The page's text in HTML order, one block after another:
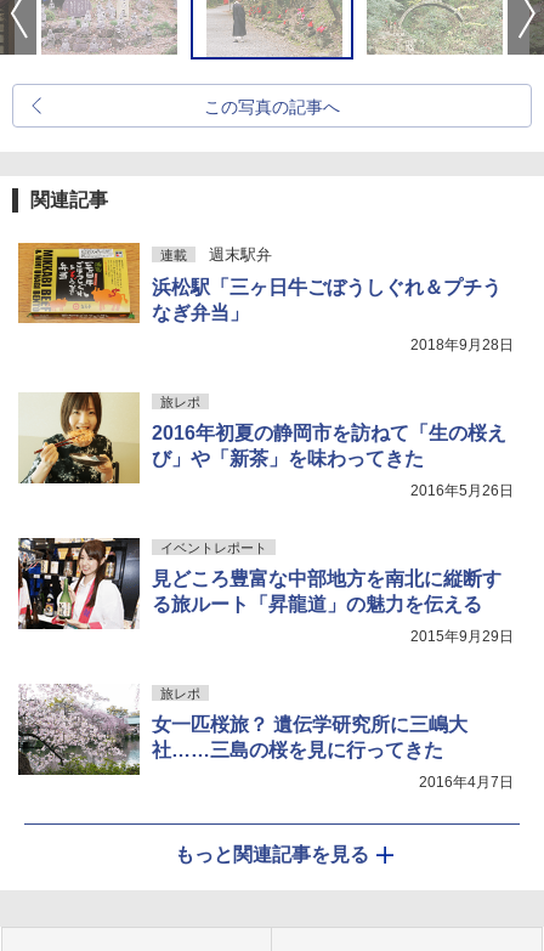
この写真の記事へ
関連記事
連載 週末駅弁
浜松駅「三ヶ日牛ごぼうしぐれ＆プチう
なぎ弁当」
2018年9月28日
旅レポ
2016年初夏の静岡市を訪ねて「生の桜え
び」や「新茶」を味わってきた
2016年5月26日
イベントレポート
見どころ豊富な中部地方を南北に縦断す
る旅ルート「昇龍道」の魅力を伝える
2015年9月29日
旅レポ
女一匹桜旅？ 遺伝学研究所に三嶋大
社……三島の桜を見に行ってきた
2016年4月7日
もっと関連記事を見る